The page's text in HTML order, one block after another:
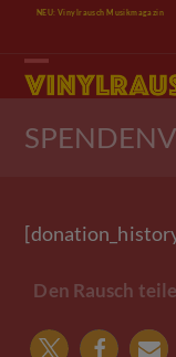
content
NEU: Vinylrausch Musikmagazin
Open
mobile
menu
Close
mobile
menu
Den Rausch